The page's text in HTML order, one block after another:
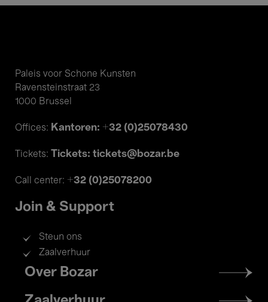
Paleis voor Schone Kunsten
Ravensteinstraat 23
1000 Brussel
Offices: Kantoren: +32 (0)25078430
Tickets: Tickets: tickets@bozar.be
Call center: +32 (0)25078200
Join & Support
Steun ons
Zaalverhuur
Footer
menu
Over Bozar